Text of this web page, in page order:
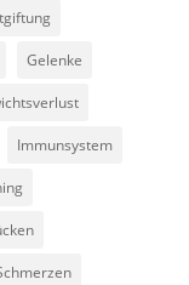
Gelenke
Immunsystem